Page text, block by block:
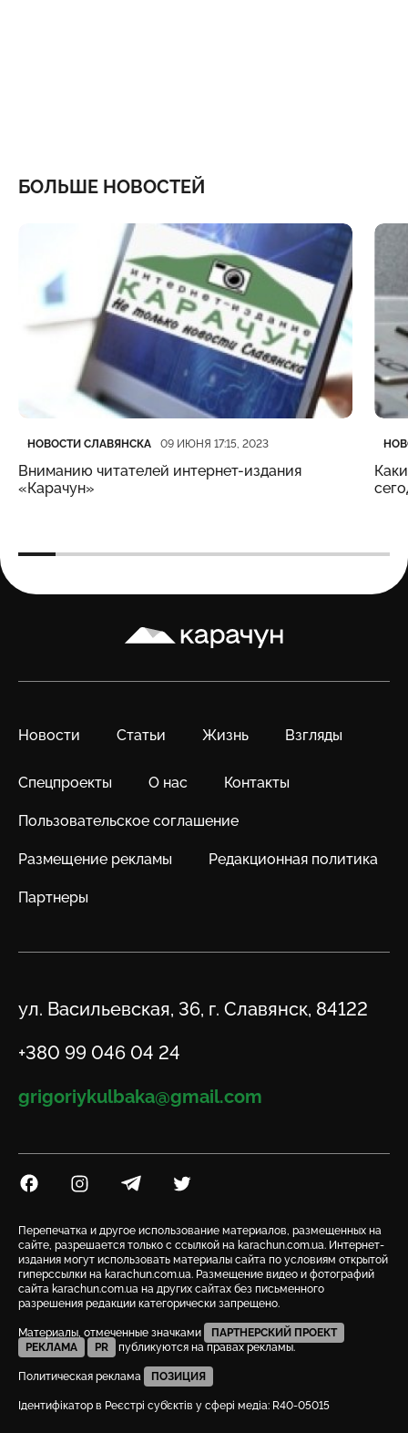
БОЛЬШЕ НОВОСТЕЙ
Категория
НОВОСТИ СЛАВЯНСКА
Дата публикации 09 ИЮНЯ 17:15, 2023
Вниманию читателей интернет-издания
«Карачун»
Карачун
Новости Статьи Жизнь Взгляды
Спецпроекты О нас Контакты
Пользовательское соглашение
Размещение рекламы Редакционная политика
Партнеры
Адрес
ул. Васильевская, 36, г. Славянск, 84122
Телефон
+380 99 046 04 24
Email
grigoriykulbaka@gmail.com
Посилання на Facebook
Посилання на Instagram
Посилання на Telegram
Посилання на Twitter
Перепечатка и другое использование материалов, размещенных на
сайте, разрешается только с ссылкой на karachun.com.ua. Интернет-
издания могут использовать материалы сайта по условиям открытой
гиперссылки на karachun.com.ua. Размещение видео и фотографий
сайта karachun.com.ua на других сайтах без письменного
разрешения редакции категорически запрещено.
Материалы, отмеченные значками
ПАРТНЕРСКИЙ ПРОЕКТ
РЕКЛАМА
PR публикуются на правах рекламы.
Политическая реклама ПОЗИЦИЯ
Ідентифікатор в Реєстрі суб’єктів у сфері медіа: R40-05015